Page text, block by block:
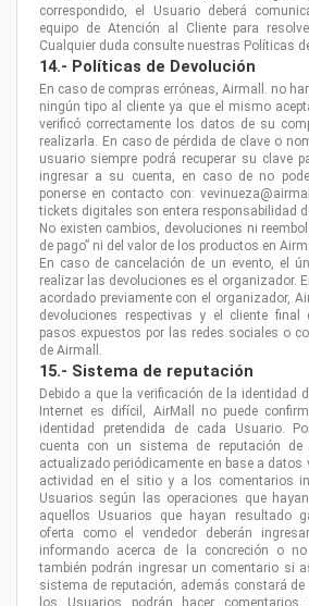
correspondido, el Usuario deberá
equipo de Atención al Cliente para
Cualquier duda consulte nuestras Políticas
14.- Políticas de Devolución
En caso de compras erróneas, Airmall. no
ningún tipo al cliente ya que el mismo
verificó correctamente los datos de su
realizarla. En caso de pérdida de clave o
usuario siempre podrá recuperar su clave
ingresar a su cuenta, en caso de no
ponerse en contacto con:
tickets digitales son entera responsabilidad
No existen cambios, devoluciones ni
de pago” ni del valor de los productos en
En caso de cancelación de un evento, el
realizar las devoluciones es el organizador.
acordado previamente con el organizador,
devoluciones respectivas y el cliente final
pasos expuestos por las redes sociales o
de Airmall.
15.- Sistema de reputación
Debido a que la verificación de la identidad
Internet es difícil, AirMall no puede
identidad pretendida de cada Usuario.
cuenta con un sistema de reputación de
actualizado periódicamente en base a datos
actividad en el sitio y a los comentarios
Usuarios según las operaciones que
aquellos Usuarios que hayan resultado
oferta como el vendedor deberán
informando acerca de la concreción o
también podrán ingresar un comentario si
sistema de reputación, además constará